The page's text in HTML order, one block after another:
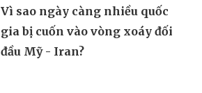
Vì sao ngày càng nhiều quốc
gia bị cuốn vào vòng xoáy đối
đầu Mỹ - Iran?